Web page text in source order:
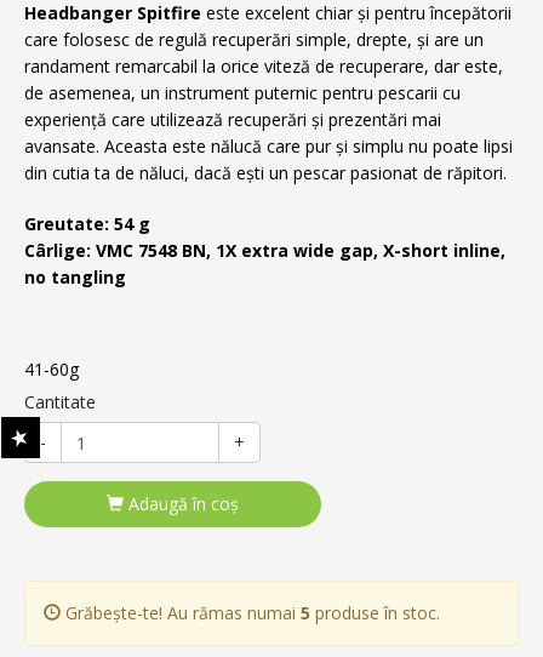
Headbanger Spitfire este excelent chiar și pentru începătorii
care folosesc de regulă recuperări simple, drepte, și are un
randament remarcabil la orice viteză de recuperare, dar este,
de asemenea, un instrument puternic pentru pescarii cu
experiență care utilizează recuperări și prezentări mai
avansate. Aceasta este nălucă care pur și simplu nu poate lipsi
din cutia ta de năluci, dacă ești un pescar pasionat de răpitori.
Greutate: 54 g
Cârlige: VMC 7548 BN, 1X extra wide gap, X-short inline,
no tangling
41-60g
Cantitate
-
+
Adaugă în coş
Grăbește-te! Au rămas numai 5 produse în stoc.